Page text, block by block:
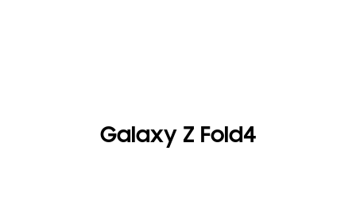
Galaxy Z Fold4